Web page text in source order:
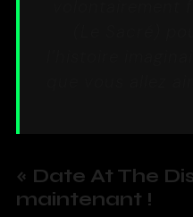
« Date At The
maintenant !